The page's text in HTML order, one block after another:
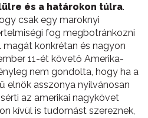
és a határokon túlra.
csak egy maroknyi
fog megbotránkozni
magát konkrétan és nagyon
11-ét követő Amerika-
nem gondolta, hogy ha a
elnök asszonya nyilvánosan
az amerikai nagykövet
kívül is tudomást szereznek,